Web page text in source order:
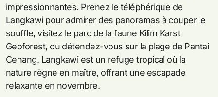
impressionnantes. Prenez le téléphérique de
Langkawi pour admirer des panoramas à couper le
souffle, visitez le parc de la faune Kilim Karst
Geoforest, ou détendez-vous sur la plage de Pantai
Cenang. Langkawi est un refuge tropical où la
nature règne en maître, offrant une escapade
relaxante en novembre.